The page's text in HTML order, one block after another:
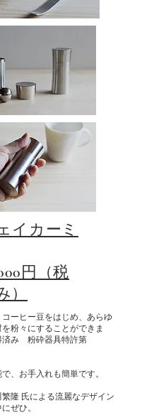
イカーミ
円（税
）
ーヒー豆をはじめ、あらゆ
粉々にすることができま
済み 粉砕器具特許第
、お手入れも簡単です。
隆 氏による流麗なデザイン
ぜひ。